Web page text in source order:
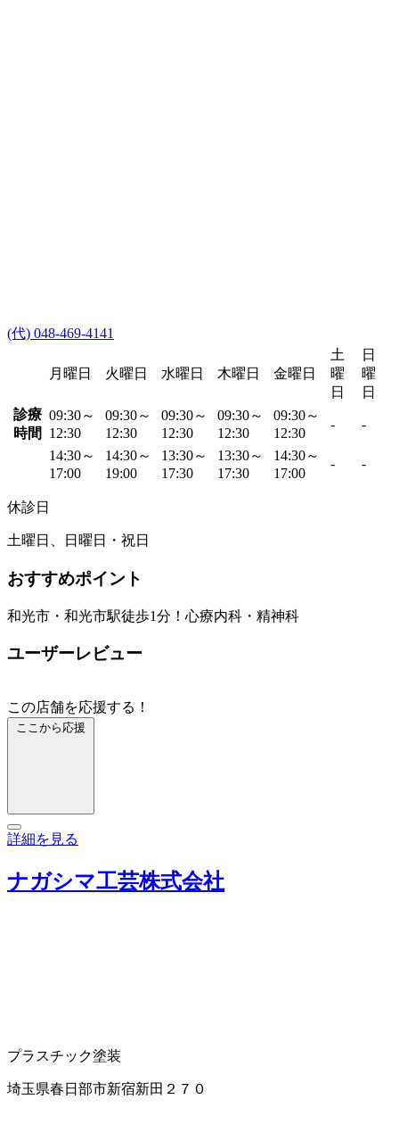
(代) 048-469-4141
月曜日 火曜日 水曜日 木曜日 金曜日
土
曜
日
日
曜
日
診療
時間
09:30～
12:30
09:30～
12:30
09:30～
12:30
09:30～
12:30
09:30～
12:30
- -
14:30～
17:00
14:30～
19:00
13:30～
17:30
13:30～
17:30
14:30～
17:00
- -
休診日
土曜日、日曜日・祝日
おすすめポイント
和光市・和光市駅徒歩1分！心療内科・精神科
ユーザーレビュー
この店舗を応援する！
ここから応援
詳細を見る
ナガシマ工芸株式会社
プラスチック塗装
埼玉県春日部市新宿新田２７０